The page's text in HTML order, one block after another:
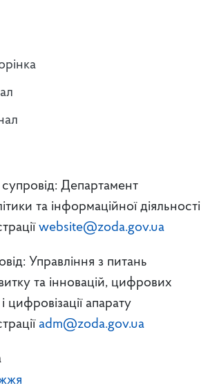
Департамент
та інформаційної діяльності
website@zoda.gov.ua
Управління з питань
та інновацій, цифрових
цифровізації апарату
adm@zoda.gov.ua